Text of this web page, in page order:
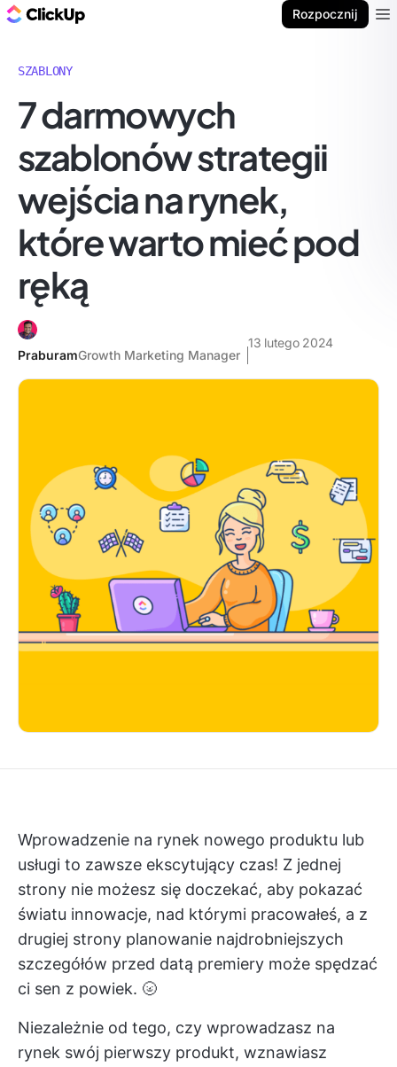
Rozpocznij
SZABLONY
7 darmowych
szablonów strategii
wejścia na rynek,
które warto mieć pod
ręką
PraburamGrowth Marketing Manager
13 lutego 2024
Wprowadzenie na rynek nowego produktu lub
usługi to zawsze ekscytujący czas! Z jednej
strony nie możesz się doczekać, aby pokazać
światu innowacje, nad którymi pracowałeś, a z
drugiej strony planowanie najdrobniejszych
szczegółów przed datą premiery może spędzać
ci sen z powiek. 🌝
Niezależnie od tego, czy wprowadzasz na
rynek swój pierwszy produkt, wznawiasz